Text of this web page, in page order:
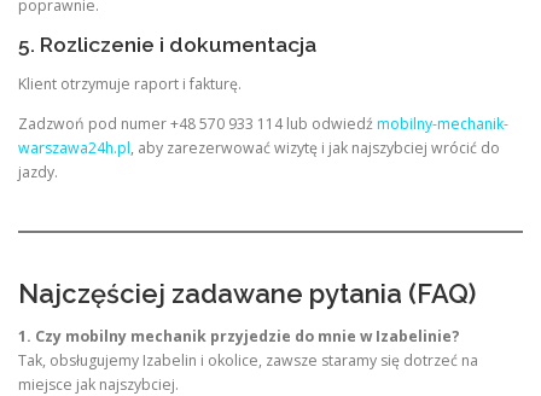
poprawnie.
5. Rozliczenie i dokumentacja
Klient otrzymuje raport i fakturę.
Zadzwoń pod numer +48 570 933 114 lub odwiedźmobilny-mechanik-
warszawa24h.pl, aby zarezerwować wizytę i jak najszybciej wrócić do
jazdy.
Najczęściej zadawane pytania (FAQ)
1. Czy mobilny mechanik przyjedzie do mnie w Izabelinie?
Tak, obsługujemy Izabelin i okolice, zawsze staramy się dotrzeć na
miejsce jak najszybciej.